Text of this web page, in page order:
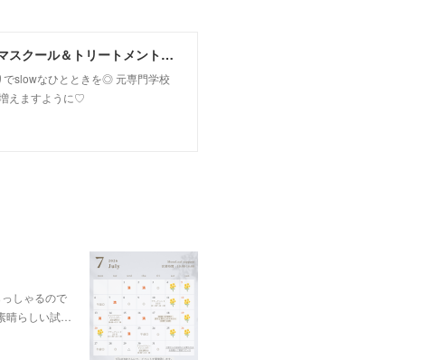
MoonLeaf sapporo / 札幌市東区の100種類以上の香りが楽しめるアロマスクール＆トリートメントサロン
でslowなひとときを◎ 元専門学校
えますように♡
しゃるので
晴らしい試…